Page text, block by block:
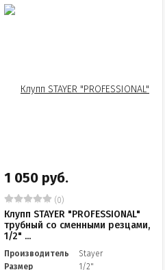
1 050 руб.
(0)
Клупп STAYER "PROFESSIONAL"
трубный со сменными резцами,
1/2" ...
Производитель
Stayer
Размер
1/2"